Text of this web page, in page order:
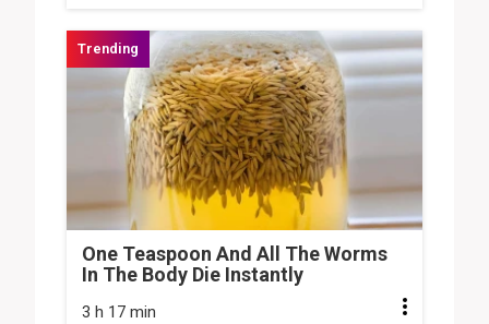
One Teaspoon And All The Worms
In The Body Die Instantly
3 h 17 min